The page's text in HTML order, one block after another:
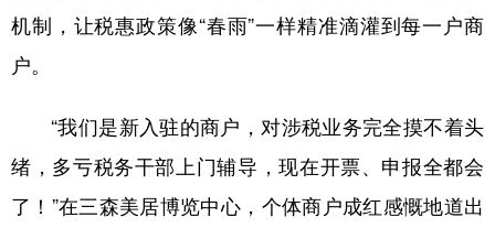
机制，让税惠政策像“春雨”一样精准滴灌到每一户商
户。
“我们是新入驻的商户，对涉税业务完全摸不着头
绪，多亏税务干部上门辅导，现在开票、申报全都会
了！”在三森美居博览中心，个体商户成红感慨地道出